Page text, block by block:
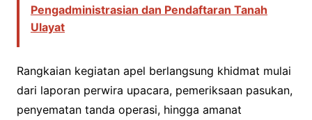
Pengadministrasian dan Pendaftaran Tanah
Ulayat
Rangkaian kegiatan apel berlangsung khidmat mulai
dari laporan perwira upacara, pemeriksaan pasukan,
penyematan tanda operasi, hingga amanat